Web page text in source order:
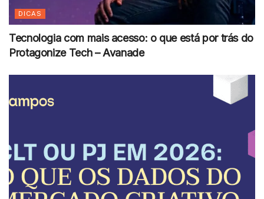
DICAS
Tecnologia com mais acesso: o que está por trás do
Protagonize Tech – Avanade